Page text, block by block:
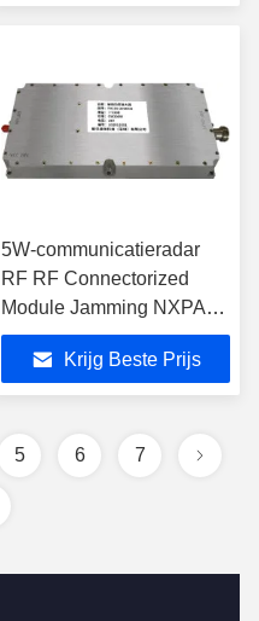
5W-communicatieradar
RF RF Connectorized
Module Jamming NXPA
1.5MHz-200MHz
Krijg Beste Prijs
5 6 7